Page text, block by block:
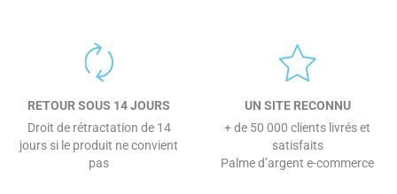
RETOUR SOUS 14 JOURS
Droit de rétractation de 14
jours si le produit ne convient
pas
UN SITE RECONNU
+ de 50 000 clients livrés et
satisfaits
Palme d’argent e-commerce